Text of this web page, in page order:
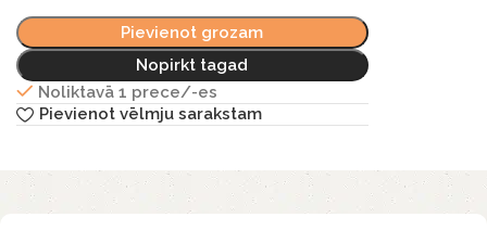
Pievienot grozam
Nopirkt tagad
Noliktavā 1 prece/-es
Pievienot vēlmju sarakstam